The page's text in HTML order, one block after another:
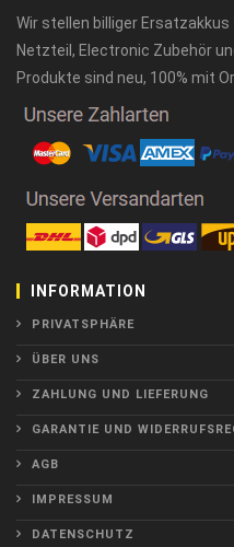
Wir stellen billiger
Netzteil, Electronic Zubehör
Produkte sind neu, 100% mit
INFORMATION
PRIVATSPHÄRE
ÜBER UNS
ZAHLUNG UND LIEFERUNG
GARANTIE UND
AGB
IMPRESSUM
DATENSCHUTZ